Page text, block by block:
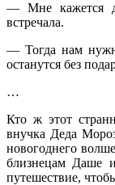
— Мне кажется
встречала.
— Тогда нам
останутся без
…
Кто ж этот
внучка Деда
новогоднего
близнецам Даше
путешествие,